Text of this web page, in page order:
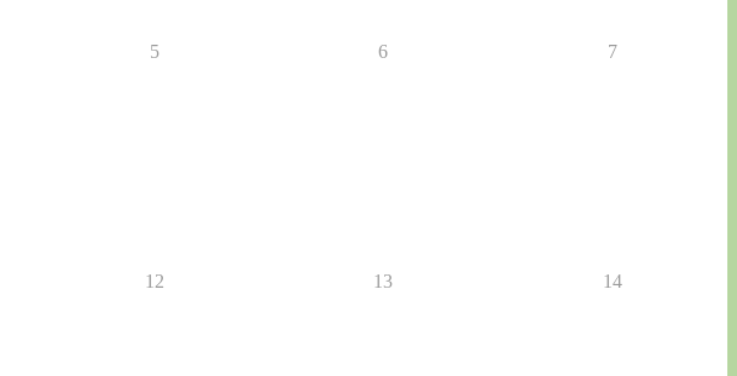
5 6 7
12 13 14